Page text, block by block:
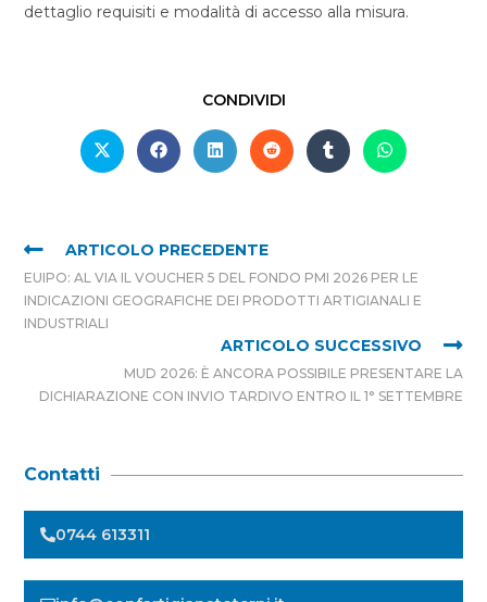
dettaglio requisiti e modalità di accesso alla misura.
CONDIVIDI
ARTICOLO PRECEDENTE
EUIPO: AL VIA IL VOUCHER 5 DEL FONDO PMI 2026 PER LE
INDICAZIONI GEOGRAFICHE DEI PRODOTTI ARTIGIANALI E
INDUSTRIALI
ARTICOLO SUCCESSIVO
MUD 2026: È ANCORA POSSIBILE PRESENTARE LA
DICHIARAZIONE CON INVIO TARDIVO ENTRO IL 1° SETTEMBRE
Contatti
0744 613311